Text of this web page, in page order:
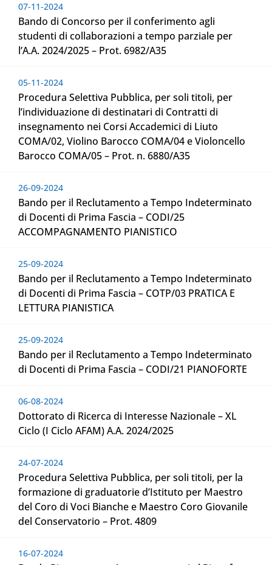
07-11-2024
Bando di Concorso per il conferimento agli
studenti di collaborazioni a tempo parziale per
l’A.A. 2024/2025 – Prot. 6982/A35
05-11-2024
Procedura Selettiva Pubblica, per soli titoli, per
l’individuazione di destinatari di Contratti di
insegnamento nei Corsi Accademici di Liuto
COMA/02, Violino Barocco COMA/04 e Violoncello
Barocco COMA/05 – Prot. n. 6880/A35
26-09-2024
Bando per il Reclutamento a Tempo Indeterminato
di Docenti di Prima Fascia – CODI/25
ACCOMPAGNAMENTO PIANISTICO
25-09-2024
Bando per il Reclutamento a Tempo Indeterminato
di Docenti di Prima Fascia – COTP/03 PRATICA E
LETTURA PIANISTICA
25-09-2024
Bando per il Reclutamento a Tempo Indeterminato
di Docenti di Prima Fascia – CODI/21 PIANOFORTE
06-08-2024
Dottorato di Ricerca di Interesse Nazionale – XL
Ciclo (I Ciclo AFAM) A.A. 2024/2025
24-07-2024
Procedura Selettiva Pubblica, per soli titoli, per la
formazione di graduatorie d’Istituto per Maestro
del Coro di Voci Bianche e Maestro Coro Giovanile
del Conservatorio – Prot. 4809
16-07-2024